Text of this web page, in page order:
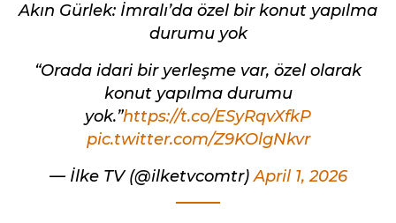
Akın Gürlek: İmralı’da özel bir konut yapılma
durumu yok
“Orada idari bir yerleşme var, özel olarak
konut yapılma durumu
yok.”https://t.co/ESyRqvXfkP
pic.twitter.com/Z9KOlgNkvr
— İlke TV (@ilketvcomtr)April 1, 2026